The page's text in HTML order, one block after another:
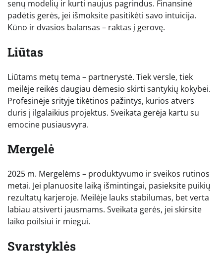
senų modelių ir kurti naujus pagrindus. Finansinė
padėtis gerės, jei išmoksite pasitikėti savo intuicija.
Kūno ir dvasios balansas – raktas į gerovę.
Liūtas
Liūtams metų tema – partnerystė. Tiek versle, tiek
meilėje reikės daugiau dėmesio skirti santykių kokybei.
Profesinėje srityje tikėtinos pažintys, kurios atvers
duris į ilgalaikius projektus. Sveikata gerėja kartu su
emocine pusiausvyra.
Mergelė
2025 m. Mergelėms – produktyvumo ir sveikos rutinos
metai. Jei planuosite laiką išmintingai, pasieksite puikių
rezultatų karjeroje. Meilėje lauks stabilumas, bet verta
labiau atsiverti jausmams. Sveikata gerės, jei skirsite
laiko poilsiui ir miegui.
Svarstyklės